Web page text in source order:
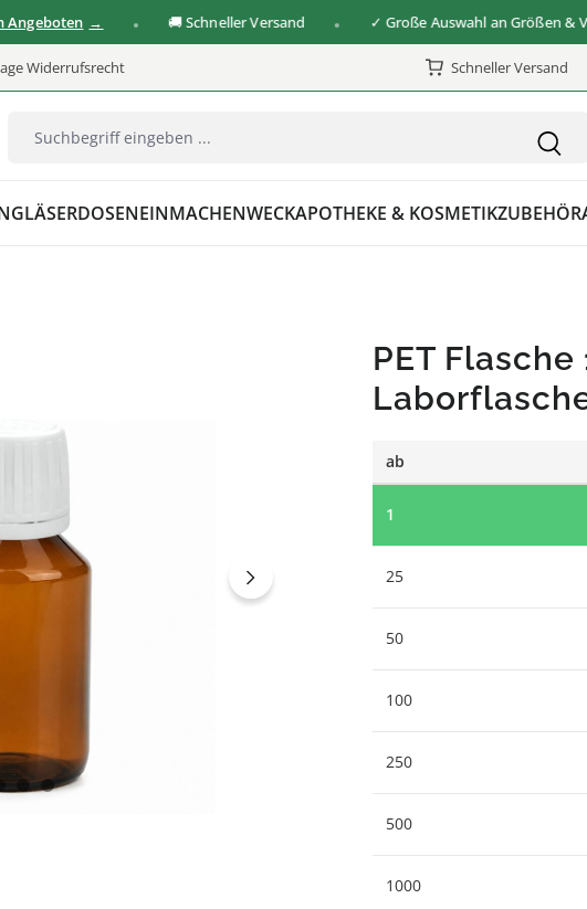
🚚 Schneller Versand ✓ Große Auswahl an Größen &
Widerrufsrecht Schneller Versand
GLÄSERDOSENEINMACHENWECKAPOTHEKE & KOSMETIKZUBEHÖR
PET
ab
1
25
50
100
250
500
1000